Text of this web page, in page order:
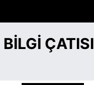
BILGI ÇATISI